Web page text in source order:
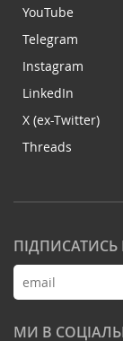
YouTube
Telegram
Instagram
LinkedIn
X (ex-Twitter)
Threads
МИ В